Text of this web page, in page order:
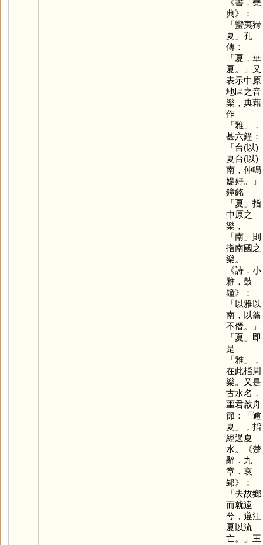
典》：
「蠻夷猾
夏」孔
傳：
「夏，華
夏。」又
表示中原
地區之音
樂，典藉
作
「雅」，
甚六鐘：
「台(以)
夏台(以)
南，仲鳴
媞好。」
鐘銘
「夏 」指
中原之
樂，
「南」則
指南國之
樂。
《詩．小
雅．鼓
鐘》：
「以雅以
南，以籥
不僭。」
「夏 」即
是
「雅」，
在此指周
樂。又是
古水名，
噩君啟舟
節：「逾
夏」，指
經過夏
水。《楚
辭．九
章．哀
郢》：
「去故鄉
而就遠
兮，遵江
夏以流
亡。」王